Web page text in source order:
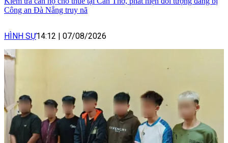
Công an Đà Nẵng truy nã
HÌNH SỰ14:12 | 07/08/2026